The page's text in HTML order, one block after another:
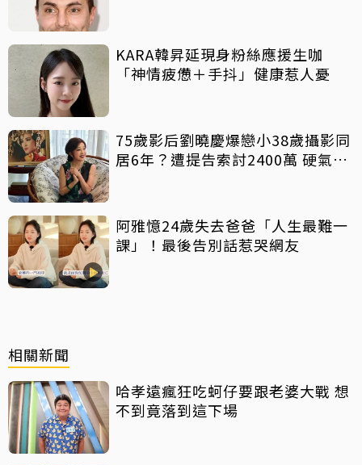
KARA韓昇延現身粉絲應援生咖
「神情疲憊＋手抖」健康惹人憂
75歲影后劉曉慶爆戀小38歲攝影同
居6年？遭提告索討2400萬 硬氣反
阿雅憶24歲失去爸爸「人生最難一
課」！最後告別話惹哭網友
相關新聞
哈孝遠瘋狂吃蚵仔要跟老婆大戰 想
不到竟落到這下場